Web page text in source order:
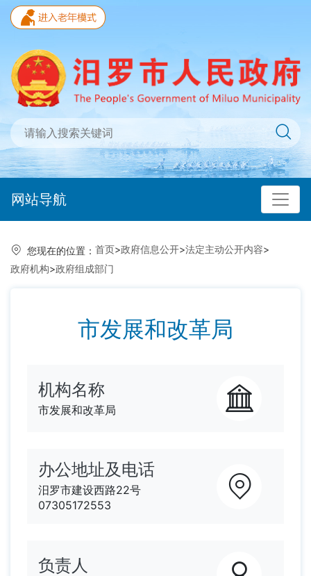
网站导航
您现在的位置： 首页>政府信息公开>法定主动公开内容>
政府机构>政府组成部门
市发展和改革局
机构名称
市发展和改革局
办公地址及电话
汨罗市建设西路22号
07305172553
负责人